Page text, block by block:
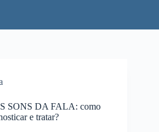
SONS DA FALA: como
e tratar?